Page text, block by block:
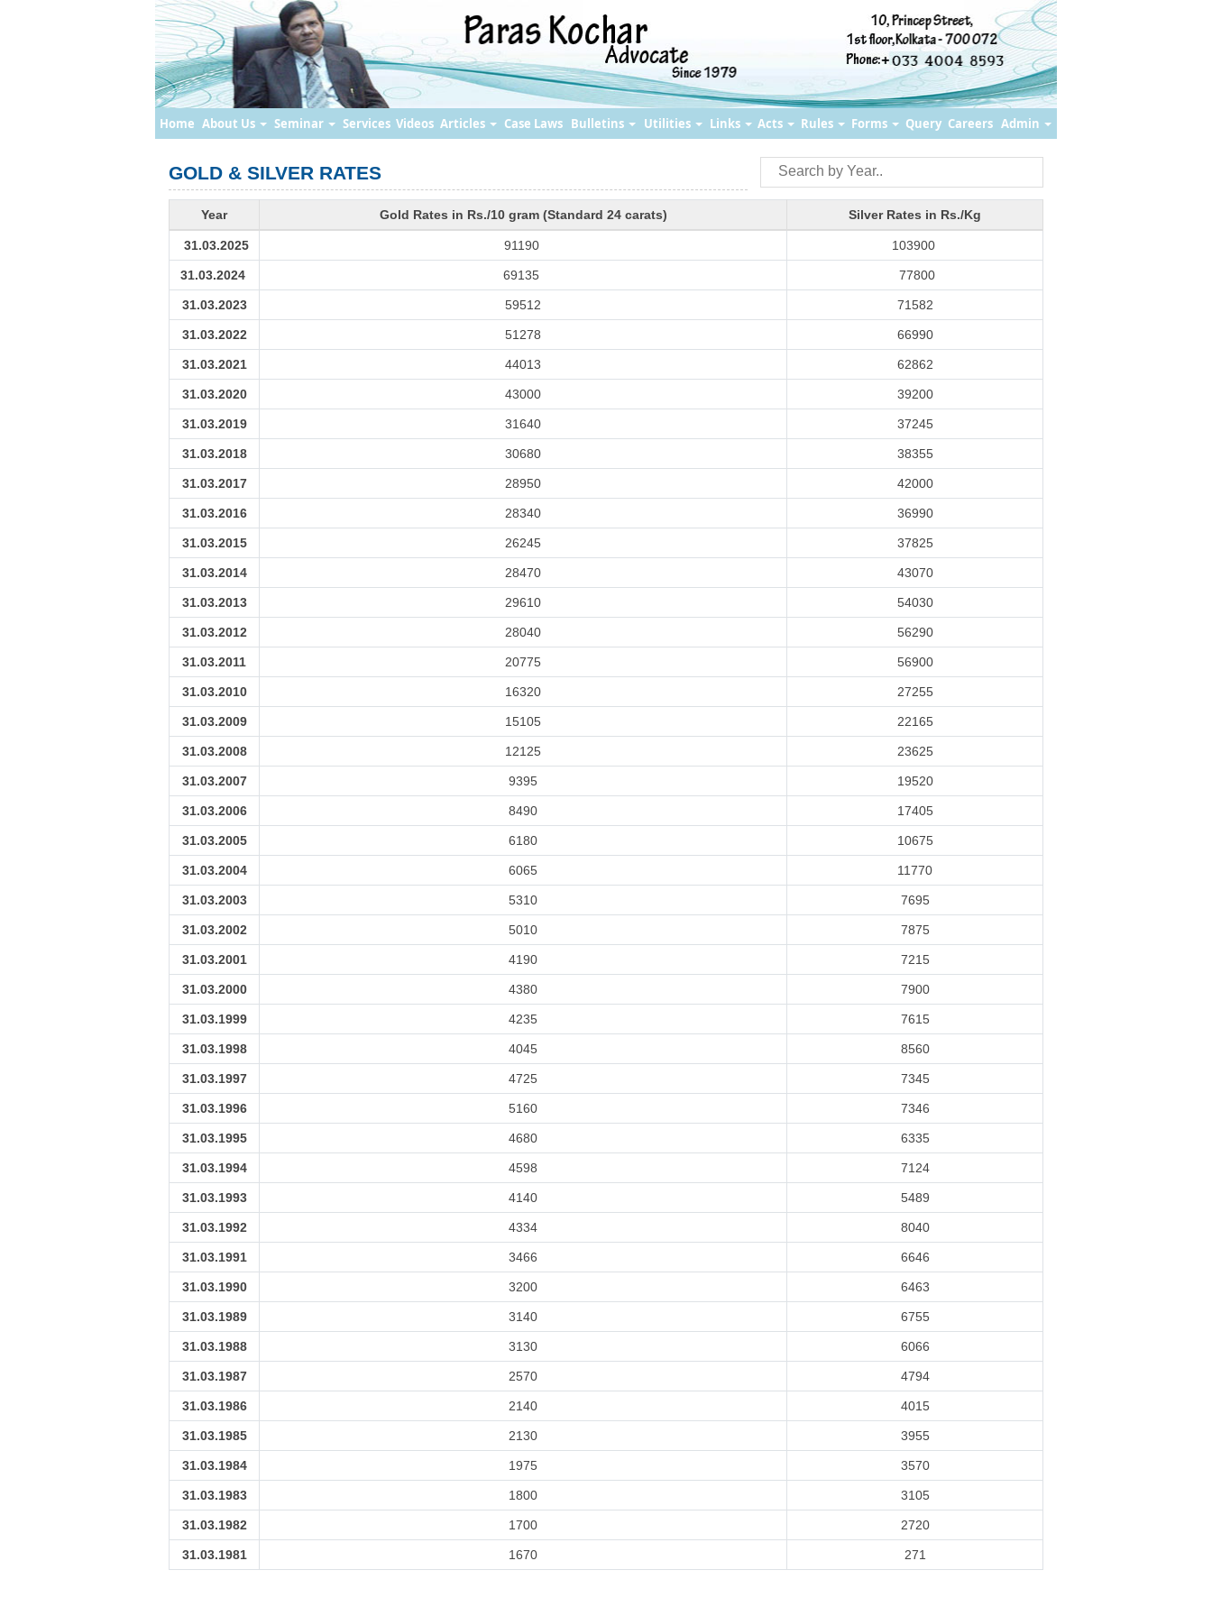
Home About Us Seminar Services Videos Articles Case Laws Bulletins Utilities Links Acts Rules Forms Query Careers Admin
GOLD & SILVER RATES
Year Gold Rates in Rs./10 gram (Standard 24 carats) Silver Rates in Rs./Kg
31.03.2025 91190 103900
31.03.2024 69135 77800
31.03.2023 59512 71582
31.03.2022 51278 66990
31.03.2021 44013 62862
31.03.2020 43000 39200
31.03.2019 31640 37245
31.03.2018 30680 38355
31.03.2017 28950 42000
31.03.2016 28340 36990
31.03.2015 26245 37825
31.03.2014 28470 43070
31.03.2013 29610 54030
31.03.2012 28040 56290
31.03.2011 20775 56900
31.03.2010 16320 27255
31.03.2009 15105 22165
31.03.2008 12125 23625
31.03.2007 9395 19520
31.03.2006 8490 17405
31.03.2005 6180 10675
31.03.2004 6065 11770
31.03.2003 5310 7695
31.03.2002 5010 7875
31.03.2001 4190 7215
31.03.2000 4380 7900
31.03.1999 4235 7615
31.03.1998 4045 8560
31.03.1997 4725 7345
31.03.1996 5160 7346
31.03.1995 4680 6335
31.03.1994 4598 7124
31.03.1993 4140 5489
31.03.1992 4334 8040
31.03.1991 3466 6646
31.03.1990 3200 6463
31.03.1989 3140 6755
31.03.1988 3130 6066
31.03.1987 2570 4794
31.03.1986 2140 4015
31.03.1985 2130 3955
31.03.1984 1975 3570
31.03.1983 1800 3105
31.03.1982 1700 2720
31.03.1981 1670 271